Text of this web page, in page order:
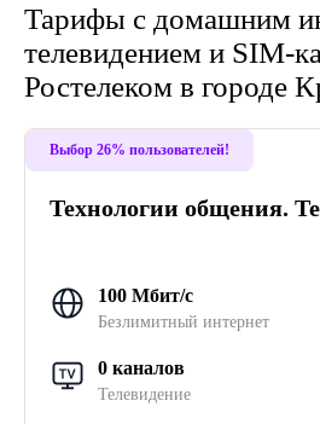
Тарифы с домашним
телевидением и SIM-
Ростелеком в городе
Выбор 26% пользователей!
Технологии общения.
100 Мбит/с
Безлимитный интернет
0 каналов
Телевидение